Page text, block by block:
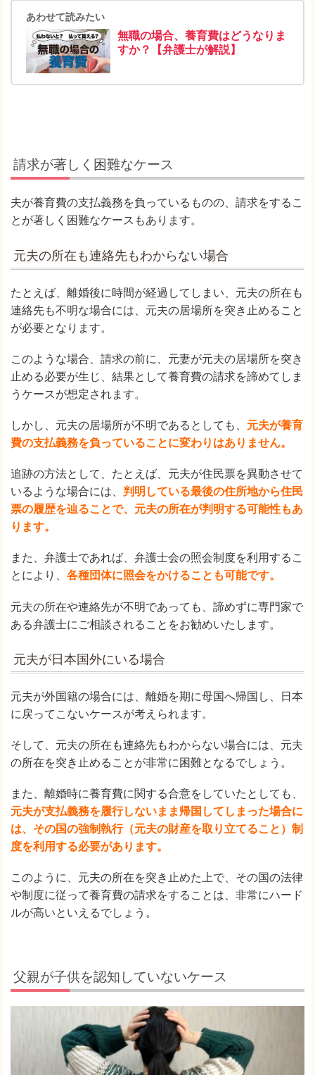
あわせて読みたい
無職の場合、養育費はどうなりま
すか？【弁護士が解説】
請求が著しく困難なケース
夫が養育費の支払義務を負っているものの、請求をするこ
とが著しく困難なケースもあります。
元夫の所在も連絡先もわからない場合
たとえば、離婚後に時間が経過してしまい、元夫の所在も
連絡先も不明な場合には、元夫の居場所を突き止めること
が必要となります。
このような場合、請求の前に、元妻が元夫の居場所を突き
止める必要が生じ、結果として養育費の請求を諦めてしま
うケースが想定されます。
しかし、元夫の居場所が不明であるとしても、 元夫が養育
費の支払義務を負っていることに変わりはありません。
追跡の方法として、たとえば、元夫が住民票を異動させて
いるような場合には、 判明している最後の住所地から住民
票の履歴を辿ることで、元夫の所在が判明する可能性もあ
ります。
また、弁護士であれば、弁護士会の照会制度を利用するこ
とにより、 各種団体に照会をかけることも可能です。
元夫の所在や連絡先が不明であっても、諦めずに専門家で
ある弁護士にご相談されることをお勧めいたします。
元夫が日本国外にいる場合
元夫が外国籍の場合には、離婚を期に母国へ帰国し、日本
に戻ってこないケースが考えられます。
そして、元夫の所在も連絡先もわからない場合には、元夫
の所在を突き止めることが非常に困難となるでしょう。
また、離婚時に養育費に関する合意をしていたとしても、
元夫が支払義務を履行しないまま帰国してしまった場合に
は、その国の強制執行（元夫の財産を取り立てること）制
度を利用する必要があります。
このように、元夫の所在を突き止めた上で、その国の法律
や制度に従って養育費の請求をすることは、非常にハード
ルが高いといえるでしょう。
父親が子供を認知していないケース